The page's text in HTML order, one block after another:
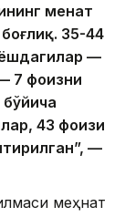
меҳнат
35-44
—
7 фоизни
43 фоизи
—
меҳнат